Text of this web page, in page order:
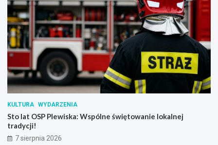
KULTURA WYDARZENIA
Sto lat OSP Plewiska: Wspólne świętowanie lokalnej
tradycji!
7 sierpnia 2026